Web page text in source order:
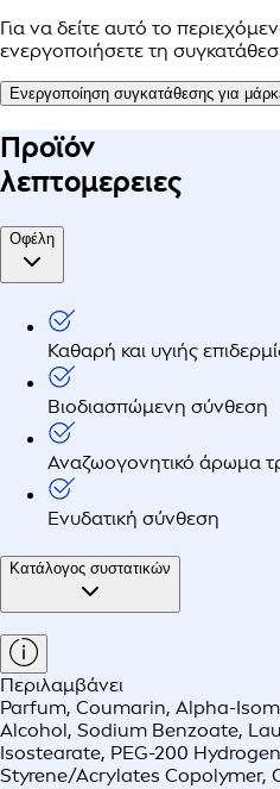
Για να δείτε αυτό το
ενεργοποιήσετε τη
Ενεργοποίηση συγκατάθεσης για
Προϊόν
λεπτομερειες
Οφέλη
Καθαρή και υγιής
Βιοδιασπώμενη σύνθεση
Αναζωογονητικό άρωμα
Ενυδατική σύνθεση
Κατάλογος συστατικών
Περιλαμβάνει
Parfum, Coumarin, Alpha-
Alcohol, Sodium Benzoate,
Isostearate, PEG-200
Styrene/Acrylates Copolymer,